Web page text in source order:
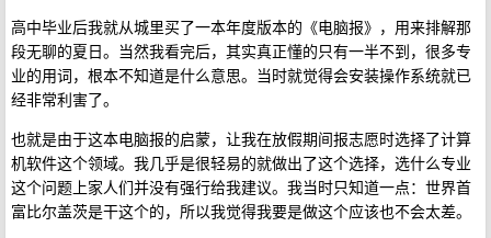
高中毕业后我就从城里买了一本年度版本的《电脑报》，用来排解那
段无聊的夏日。当然我看完后，其实真正懂的只有一半不到，很多专
业的用词，根本不知道是什么意思。当时就觉得会安装操作系统就已
经非常利害了。
也就是由于这本电脑报的启蒙，让我在放假期间报志愿时选择了计算
机软件这个领域。我几乎是很轻易的就做出了这个选择，选什么专业
这个问题上家人们并没有强行给我建议。我当时只知道一点：世界首
富比尔盖茨是干这个的，所以我觉得我要是做这个应该也不会太差。